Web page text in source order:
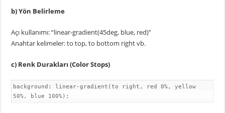
b) Yön Belirleme
Açı kullanımı: “linear-gradient(45deg, blue, red)”
Anahtar kelimeler: to top, to bottom right vb.
c) Renk Durakları (Color Stops)
background: linear-gradient(to right, red 0%, yellow
50%, blue 100%);